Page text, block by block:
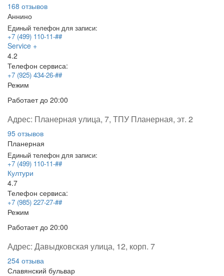
168 отзывов
Аннино
Единый телефон для записи:
+7 (499) 110-11-##
Service +
4.2
Телефон сервиса:
+7 (925) 434-26-##
Режим
Работаетдо 20:00
Адрес: Планерная улица, 7, ТПУ Планерная, эт. 2
95 отзывов
Планерная
Единый телефон для записи:
+7 (499) 110-11-##
Култури
4.7
Телефон сервиса:
+7 (985) 227-27-##
Режим
Работаетдо 20:00
Адрес: Давыдковская улица, 12, корп. 7
254 отзыва
Славянский бульвар